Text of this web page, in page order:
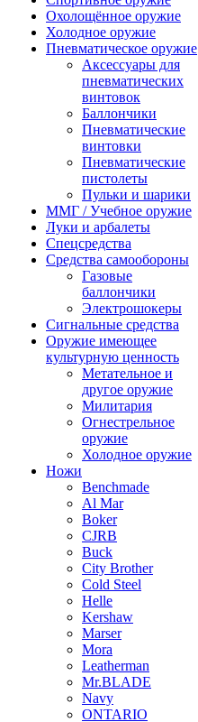
Охолощённое оружие
Холодное оружие
Пневматическое оружие
Аксессуары для
пневматических
винтовок
Баллончики
Пневматические
винтовки
Пневматические
пистолеты
Пульки и шарики
ММГ / Учебное оружие
Луки и арбалеты
Спецсредства
Средства самообороны
Газовые
баллончики
Электрошокеры
Сигнальные средства
Оружие имеющее
культурную ценность
Метательное и
другое оружие
Милитария
Огнестрельное
оружие
Холодное оружие
Ножи
Benchmade
Al Mar
Boker
CJRB
Buck
City Brother
Cold Steel
Helle
Kershaw
Marser
Mora
Leatherman
Mr.BLADE
Navy
ONTARIO